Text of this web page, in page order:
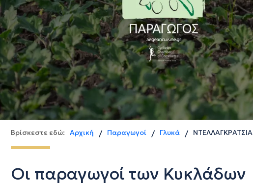
Βρίσκεστε εδώ: Αρχική / Παραγωγοί / Γλυκά / ΝΤΕΛΛΑΓΚΡΑΤΣΙΑ
Οι παραγωγοί των Κυκλάδων